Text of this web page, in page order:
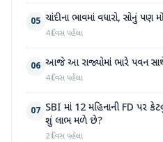
05 ચાંદીના ભાવમાં વધારો, સોનું પણ
4 દિવસ પહેલા
06 આજે આ રાજ્યોમાં ભારે પવન
4 દિવસ પહેલા
07 SBI માં 12 મહિનાની FD પર
શું લાભ મળે છે?
2 દિવસ પહેલા